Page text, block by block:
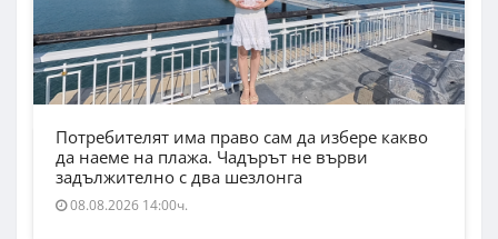
Потребителят има право сам да избере какво
да наеме на плажа. Чадърът не върви
задължително с два шезлонга
08.08.2026 14:00ч.